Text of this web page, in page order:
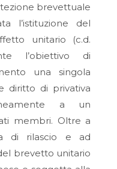
brevettuale
l’istituzione del
unitario (c.d.
l’obiettivo di
una singola
diritto di privativa
a un
membri. Oltre a
di rilascio e ad
brevetto unitario